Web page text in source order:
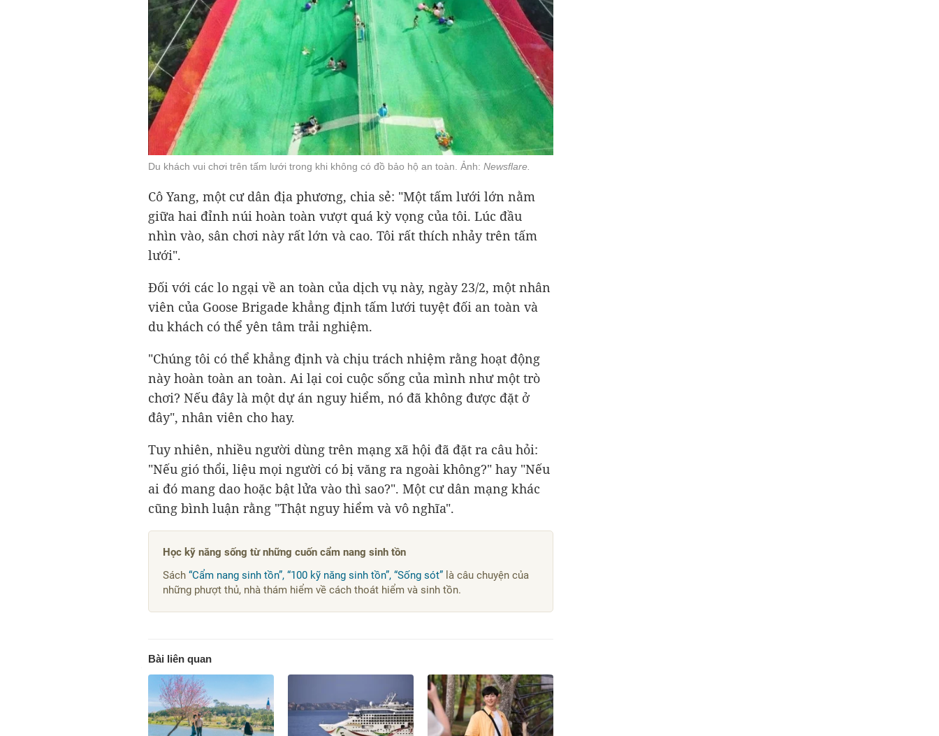
Du khách vui chơi trên tấm lưới trong khi không có đồ bảo hộ an toàn. Ảnh: Newsflare.
Cô Yang, một cư dân địa phương, chia sẻ: "Một tấm lưới lớn nằm
giữa hai đỉnh núi hoàn toàn vượt quá kỳ vọng của tôi. Lúc đầu
nhìn vào, sân chơi này rất lớn và cao. Tôi rất thích nhảy trên tấm
lưới".
Đối với các lo ngại về an toàn của dịch vụ này, ngày 23/2, một nhân
viên của Goose Brigade khẳng định tấm lưới tuyệt đối an toàn và
du khách có thể yên tâm trải nghiệm.
"Chúng tôi có thể khẳng định và chịu trách nhiệm rằng hoạt động
này hoàn toàn an toàn. Ai lại coi cuộc sống của mình như một trò
chơi? Nếu đây là một dự án nguy hiểm, nó đã không được đặt ở
đây", nhân viên cho hay.
Tuy nhiên, nhiều người dùng trên mạng xã hội đã đặt ra câu hỏi:
"Nếu gió thổi, liệu mọi người có bị văng ra ngoài không?" hay "Nếu
ai đó mang dao hoặc bật lửa vào thì sao?". Một cư dân mạng khác
cũng bình luận rằng "Thật nguy hiểm và vô nghĩa".
Học kỹ năng sống từ những cuốn cẩm nang sinh tồn
Sách “Cẩm nang sinh tồn”, “100 kỹ năng sinh tồn”, “Sống sót” là câu chuyện của
những phượt thủ, nhà thám hiểm về cách thoát hiểm và sinh tồn.
Bài liên quan